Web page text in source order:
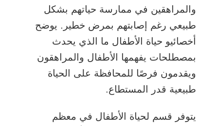
والمراهقين في ممارسة حياتهم بشكل
طبيعي رغم إصابتهم بمرض خطير. يوضح
أخصائيو حياة الأطفال ما الذي يحدث
بمصطلحات يفهمها الأطفال والمراهقون
ويقدمون فرصًا للمحافظة على الحياة
طبيعية قدر المستطاع.
يتوفر قسم لحياة الأطفال في معظم